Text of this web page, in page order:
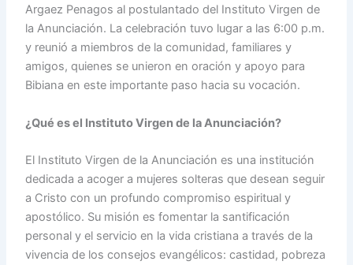
Argaez Penagos al postulantado del Instituto Virgen de
la Anunciación. La celebración tuvo lugar a las 6:00 p.m.
y reunió a miembros de la comunidad, familiares y
amigos, quienes se unieron en oración y apoyo para
Bibiana en este importante paso hacia su vocación.
¿Qué es el Instituto Virgen de la Anunciación?
El Instituto Virgen de la Anunciación es una institución
dedicada a acoger a mujeres solteras que desean seguir
a Cristo con un profundo compromiso espiritual y
apostólico. Su misión es fomentar la santificación
personal y el servicio en la vida cristiana a través de la
vivencia de los consejos evangélicos: castidad, pobreza